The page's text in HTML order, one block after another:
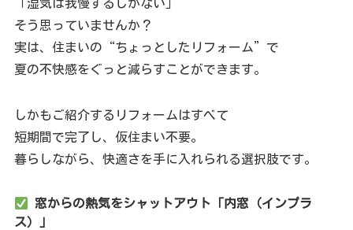
「湿気は我慢するしかない」
そう思っていませんか？
実は、住まいの“ちょっとしたリフォーム”で
夏の不快感をぐっと減らすことができます。
しかもご紹介するリフォームはすべて
短期間で完了し、仮住まい不要。
暮らしながら、快適さを手に入れられる選択肢です。
窓からの熱気をシャットアウト「内窓（インプラ
ス）」